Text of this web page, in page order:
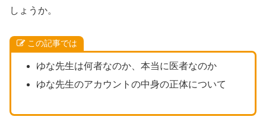
しょうか。
この記事では
ゆな先生は何者なのか、本当に医者なのか
ゆな先生のアカウントの中身の正体について